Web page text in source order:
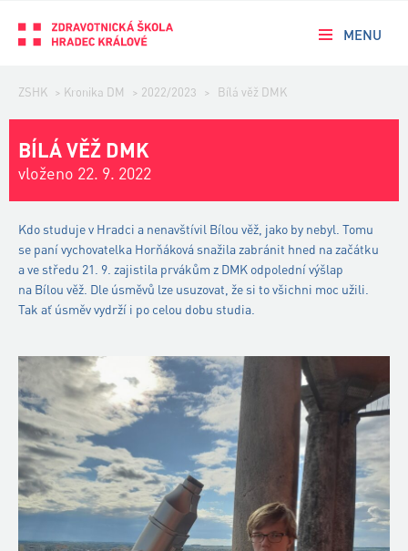
MENU
ZSHK > Kronika DM > 2022/2023 > Bílá věž DMK
BÍLÁ VĚŽ DMK
vloženo 22. 9. 2022
Kdo studuje v Hradci a nenavštívil Bílou věž, jako by nebyl. Tomu
se paní vychovatelka Horňáková snažila zabránit hned na začátku
a ve středu 21. 9. zajistila prvákům z DMK odpolední výšlap
na Bílou věž. Dle úsměvů lze usuzovat, že si to všichni moc užili.
Tak ať úsměv vydrží i po celou dobu studia.